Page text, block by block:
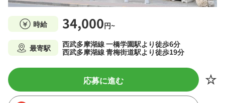
時給 34,000円~
最寄駅
西武多摩湖線 一橋学園駅より徒歩6分
西武多摩湖線 青梅街道駅より徒歩19分
応募に進む